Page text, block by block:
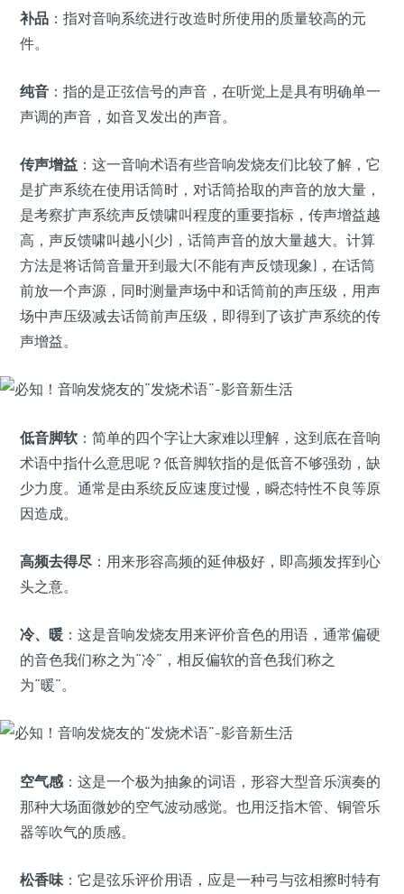
补品 ：指对音响系统进行改造时所使用的质量较高的元
件。
纯音 ：指的是正弦信号的声音，在听觉上是具有明确单一
声调的声音，如音叉发出的声音。
传声增益 ：这一音响术语有些音响发烧友们比较了解，它
是扩声系统在使用话筒时，对话筒拾取的声音的放大量，
是考察扩声系统声反馈啸叫程度的重要指标，传声增益越
高，声反馈啸叫越小(少)，话筒声音的放大量越大。计算
方法是将话筒音量开到最大(不能有声反馈现象)，在话筒
前放一个声源，同时测量声场中和话筒前的声压级，用声
场中声压级减去话筒前声压级，即得到了该扩声系统的传
声增益。
低音脚软 ：简单的四个字让大家难以理解，这到底在音响
术语中指什么意思呢？低音脚软指的是低音不够强劲，缺
少力度。通常是由系统反应速度过慢，瞬态特性不良等原
因造成。
高频去得尽 ：用来形容高频的延伸极好，即高频发挥到心
头之意。
冷、暖 ：这是音响发烧友用来评价音色的用语，通常偏硬
的音色我们称之为“冷”，相反偏软的音色我们称之
为“暖”。
空气感 ：这是一个极为抽象的词语，形容大型音乐演奏的
那种大场面微妙的空气波动感觉。也用泛指木管、铜管乐
器等吹气的质感。
松香味 ：它是弦乐评价用语，应是一种弓与弦相擦时特有